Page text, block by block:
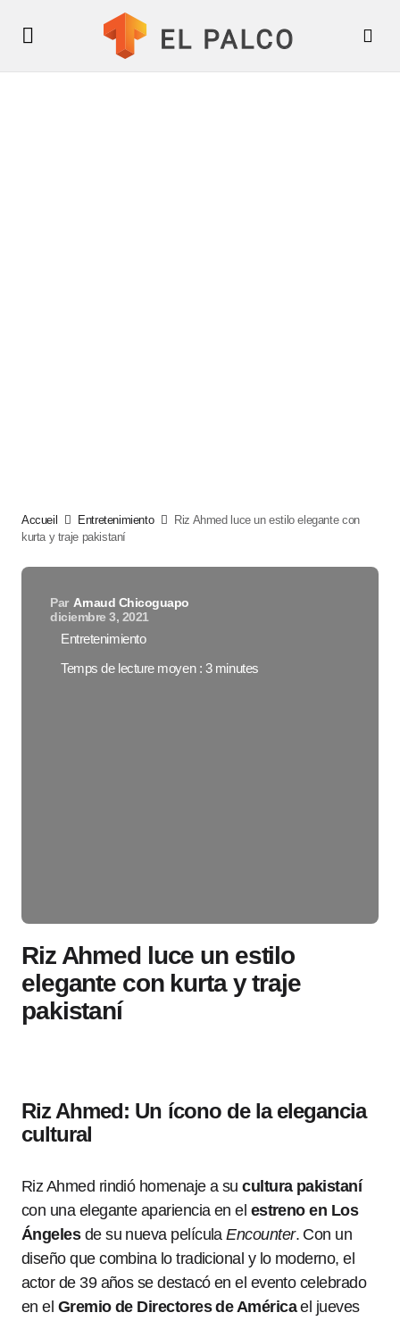
Accueil Entretenimiento
Riz Ahmed luce un estilo elegante con
kurta y traje pakistaní
Par Arnaud Chicoguapo
diciembre 3, 2021
Entretenimiento
Temps de lecture moyen : 3 minutes
Riz Ahmed luce un estilo
elegante con kurta y traje
pakistaní
Riz Ahmed: Un ícono de la elegancia
cultural
Riz Ahmed rindió homenaje a sucultura pakistaní
con una elegante apariencia en el estreno en Los
Ángelesde su nueva películaEncounter. Con un
diseño que combina lo tradicional y lo moderno, el
actor de 39 años se destacó en el evento celebrado
en el Gremio de Directores de Américael jueves